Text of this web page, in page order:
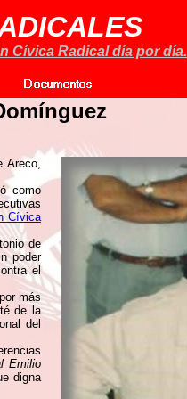
Cívica Radical día por día.
Areco,
como
Cívica
de
poder
el
más
de la
del
Emilio
digna